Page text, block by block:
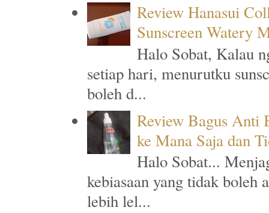
Review Hanasui
Sunscreen Watery
Halo Sobat, Kalau
setiap hari, menurutku
boleh d...
Review Bagus Anti
ke Mana Saja dan
Halo Sobat...
kebiasaan yang tidak boleh
lebih lel...